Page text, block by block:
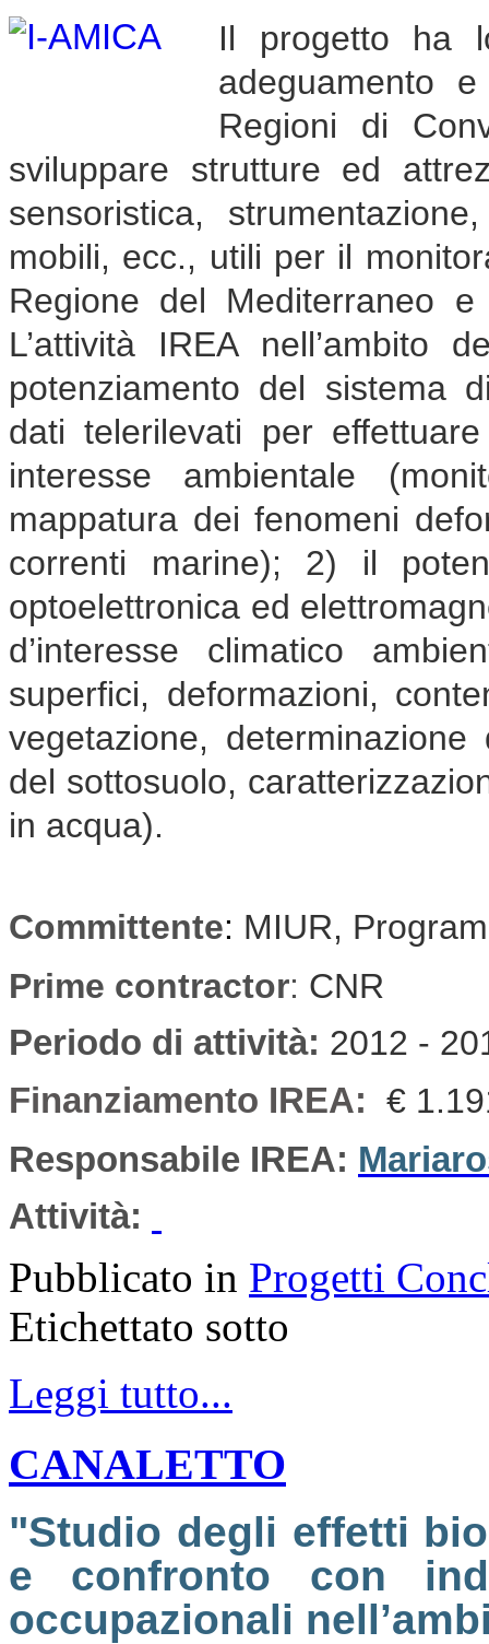
Il progetto ha
adeguamento
Regioni di
sviluppare strutture ed
sensoristica,
mobili, ecc., utili per il
Regione del Mediterraneo
L’attività IREA nell’ambito
potenziamento del sistema
dati telerilevati per
interesse ambientale
mappatura dei fenomeni
correnti marine); 2) il
optoelettronica ed
d’interesse climatico
superfici, deformazioni,
vegetazione,
del sottosuolo,
in acqua).
Committente: MIUR,
Prime contractor: CNR
Periodo di attività: 2012 -
Finanziamento IREA: €
Responsabile IREA:
Attività:
Pubblicato in Progetti
Etichettato sotto
Leggi tutto...
CANALETTO
"Studio degli effetti
e confronto con
occupazionali